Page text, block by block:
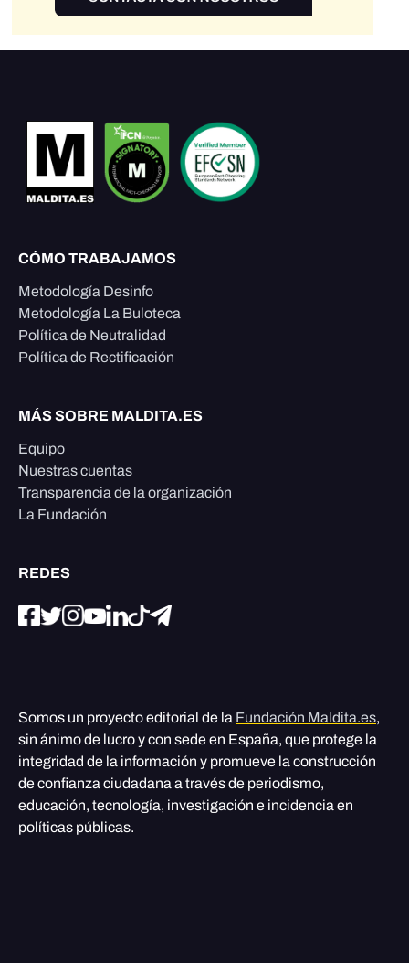
CÓMO TRABAJAMOS
Metodología Desinfo
Metodología La Buloteca
Política de Neutralidad
Política de Rectificación
MÁS SOBRE MALDITA.ES
Equipo
Nuestras cuentas
Transparencia de la organización
La Fundación
REDES
Somos un proyecto editorial de la Fundación Maldita.es,
sin ánimo de lucro y con sede en España, que protege la
integridad de la información y promueve la construcción
de confianza ciudadana a través de periodismo,
educación, tecnología, investigación e incidencia en
políticas públicas.